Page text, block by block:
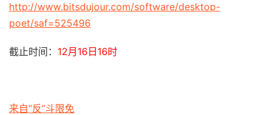
http://www.bitsdujour.com/software/desktop-
poet/saf=525496
截止时间： 12月16日16时
来自“反”斗限免